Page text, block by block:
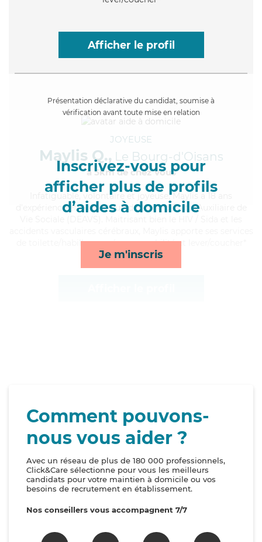
Afficher le profil
Présentation déclarative du candidat, soumise à
vérification avant toute mise en relation
Inscrivez-vous pour
afficher plus de profils
d’aides à domicile
Je m'inscris
JOYEUSE
Maylis Q., Le Bourg-d'Oisans
à 5km de chez Vous
, volontaire et joyeuse, Maylis a 18 ans
d'expérience et possède un diplôme d'État d'Auxiliaire de
de toilette/habillage, ménage, mobilité et lever/coucher*
Comment pouvons-
nous vous aider ?
Avec un réseau de plus de 180 000 professionnels,
Click&Care sélectionne pour vous les meilleurs
candidats pour votre maintien à domicile ou vos
besoins de recrutement en établissement.
Nos conseillers vous accompagnent 7/7